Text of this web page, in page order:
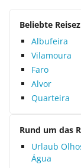
Beliebte
Albufeira
Vilamoura
Faro
Alvor
Quarteira
Rund um das
Urlaub
Água